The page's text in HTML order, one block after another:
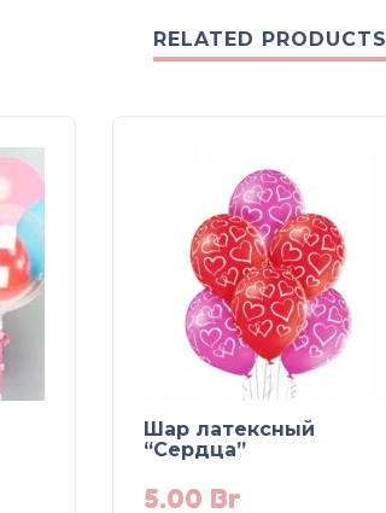
RELATED PRODUCTS
Шар латексный
“Сердца”
5.00 Br